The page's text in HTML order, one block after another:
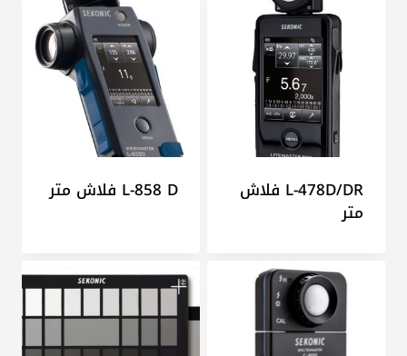
L-478D/DR فلاش
متر
L-858 D فلاش متر